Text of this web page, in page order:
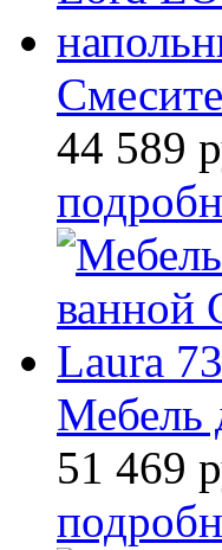
44 589
Мебель
51 469